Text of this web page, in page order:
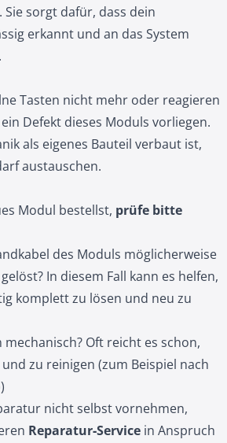
Sie sorgt dafür, dass dein
erkannt und an das System
Tasten nicht mehr oder reagieren
Defekt dieses Moduls vorliegen.
als eigenes Bauteil verbaut ist,
austauschen.
Modul bestellst, prüfe bitte
des Moduls möglicherweise
In diesem Fall kann es helfen,
komplett zu lösen und neu zu
mechanisch? Oft reicht es schon,
zu reinigen (zum Beispiel nach
nicht selbst vornehmen,
Reparatur‑Service in Anspruch